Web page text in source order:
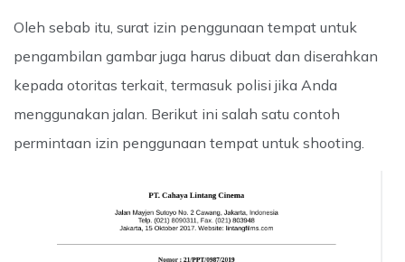
Oleh sebab itu, surat izin penggunaan tempat untuk
pengambilan gambar juga harus dibuat dan diserahkan
kepada otoritas terkait, termasuk polisi jika Anda
menggunakan jalan. Berikut ini salah satu contoh
permintaan izin penggunaan tempat untuk shooting.